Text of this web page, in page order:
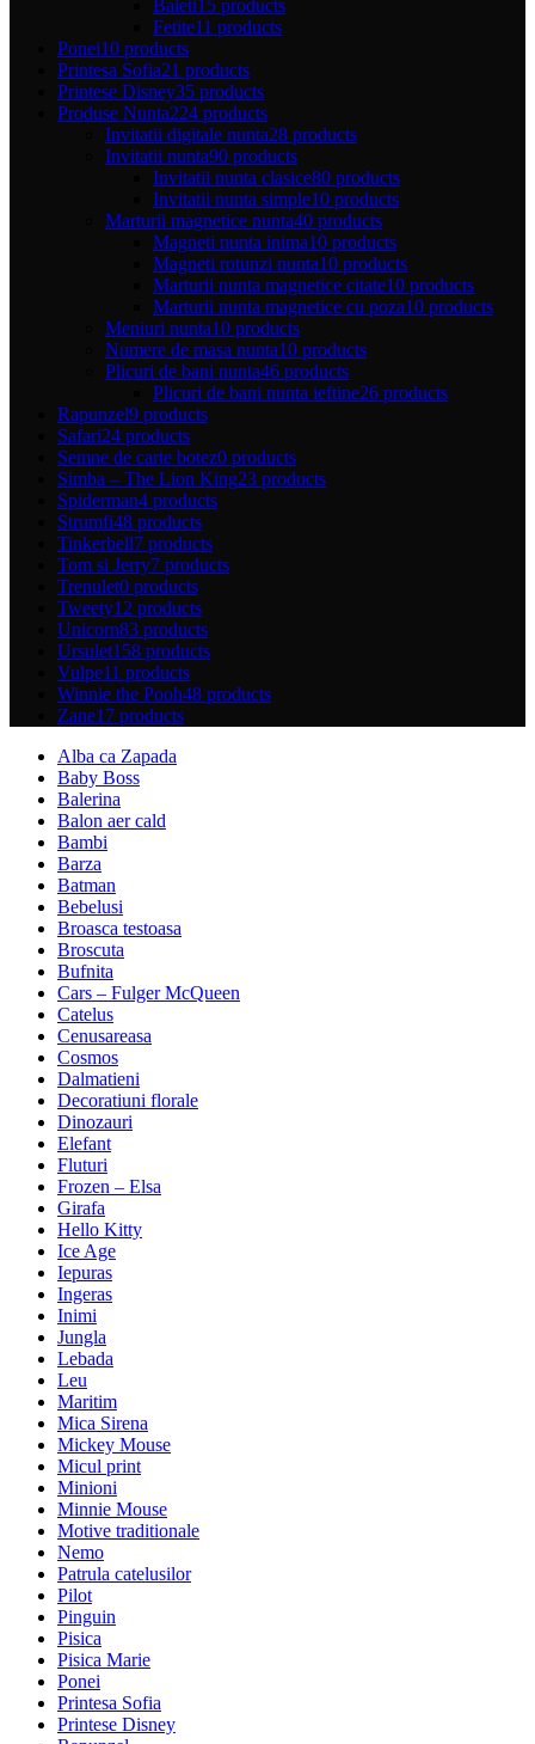
Baieti15 products
Fetite11 products
Ponei10 products
Printesa Sofia21 products
Printese Disney35 products
Produse Nunta224 products
Invitatii digitale nunta28 products
Invitatii nunta90 products
Invitatii nunta clasice80 products
Invitatii nunta simple10 products
Marturii magnetice nunta40 products
Magneti nunta inima10 products
Magneti rotunzi nunta10 products
Marturii nunta magnetice citate10 products
Marturii nunta magnetice cu poza10 products
Meniuri nunta10 products
Numere de masa nunta10 products
Plicuri de bani nunta46 products
Plicuri de bani nunta ieftine26 products
Rapunzel9 products
Safari24 products
Semne de carte botez0 products
Simba – The Lion King23 products
Spiderman4 products
Strumfi48 products
Tinkerbell7 products
Tom si Jerry7 products
Trenulet0 products
Tweety12 products
Unicorn83 products
Ursulet158 products
Vulpe11 products
Winnie the Pooh48 products
Zane17 products
Alba ca Zapada
Baby Boss
Balerina
Balon aer cald
Bambi
Barza
Batman
Bebelusi
Broasca testoasa
Broscuta
Bufnita
Cars – Fulger McQueen
Catelus
Cenusareasa
Cosmos
Dalmatieni
Decoratiuni florale
Dinozauri
Elefant
Fluturi
Frozen – Elsa
Girafa
Hello Kitty
Ice Age
Iepuras
Ingeras
Inimi
Jungla
Lebada
Leu
Maritim
Mica Sirena
Mickey Mouse
Micul print
Minioni
Minnie Mouse
Motive traditionale
Nemo
Patrula catelusilor
Pilot
Pinguin
Pisica
Pisica Marie
Ponei
Printesa Sofia
Printese Disney